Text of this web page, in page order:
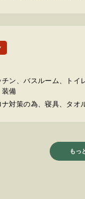
チン、バスルーム、トイ
備
ナ対策の為、寝具、タオ
もっ